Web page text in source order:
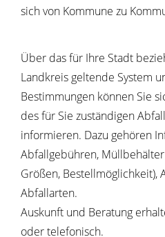
sich von Kommune zu
Über das für Ihre Stadt
Landkreis geltende System
Bestimmungen können Sie
des für Sie zuständigen
informieren. Dazu gehören
Abfallgebühren,
Größen, Bestellmöglichkeit),
Abfallarten.
Auskunft und Beratung
oder telefonisch.